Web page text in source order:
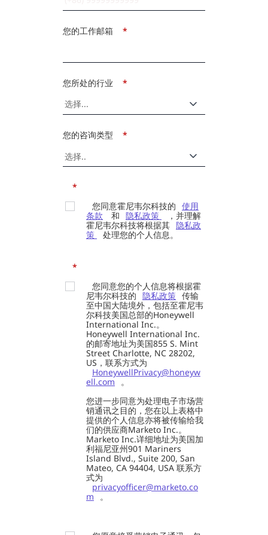
*
您的工作邮箱
*
您所处的行业
*
您的咨询类型
*
您同意霍尼韦尔科技的 使用
条款
和 隐私政策
，并理解
霍尼韦尔科技将根据其 隐私政
策
处理您的个人信息。
*
您同意您的个人信息将根据霍
尼韦尔科技的 隐私政策 传输
至中国大陆境外，包括至霍尼韦
尔科技美国总部的Honeywell
International Inc.。
Honeywell International Inc.
的邮寄地址为美国855 S. Mint
Street Charlotte, NC 28202,
US，联系方式为
HoneywellPrivacy@honeyw
ell.com
。
您进一步同意为处理电子市场营
销通讯之目的，您在以上表格中
提供的个人信息亦将被传输给我
们的供应商Marketo Inc.。
Marketo Inc.详细地址为美国加
利福尼亚州901 Mariners
Island Blvd., Suite 200, San
Mateo, CA 94404, USA 联系方
式为
privacyofficer@marketo.co
m 。